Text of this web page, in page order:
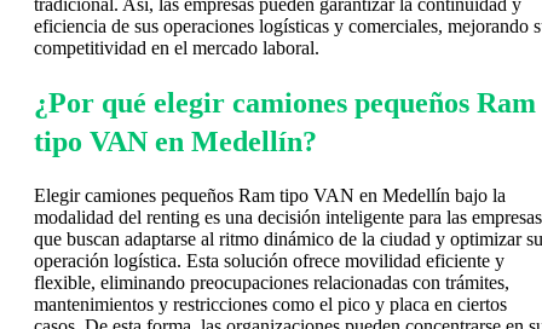
eficiencia de sus operaciones logísticas y comerciales, mejorando
competitividad en el mercado laboral.
¿Por qué elegir camiones pequeños Ram
tipo VAN en Medellín?
Elegir camiones pequeños Ram tipo VAN en Medellín bajo la
modalidad del renting es una decisión inteligente para las empresas
que buscan adaptarse al ritmo dinámico de la ciudad y optimizar su
operación logística. Esta solución ofrece movilidad eficiente y
flexible, eliminando preocupaciones relacionadas con trámites,
mantenimientos y restricciones como el pico y placa en ciertos